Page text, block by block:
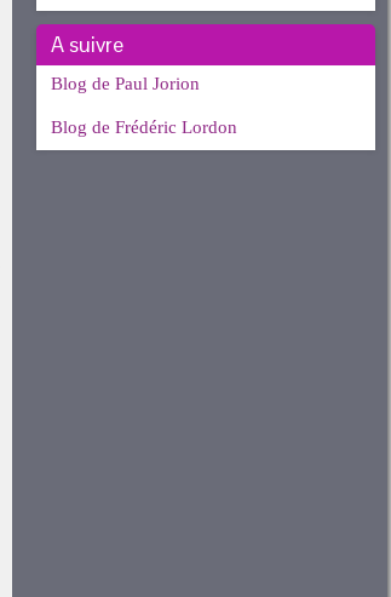
A suivre
Blog de Paul Jorion
Blog de Frédéric Lordon